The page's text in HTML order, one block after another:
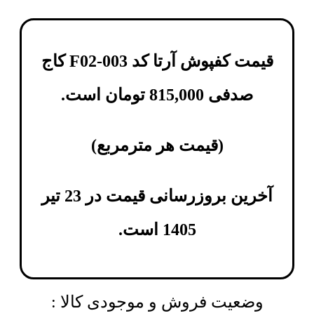
قیمت کفپوش آرتا کد F02-003 کاج
صدفی 815,000 تومان است.
(قیمت هر مترمربع)
آخرین بروزرسانی قیمت در 23 تیر
1405 است.
وضعیت فروش و موجودی کالا :